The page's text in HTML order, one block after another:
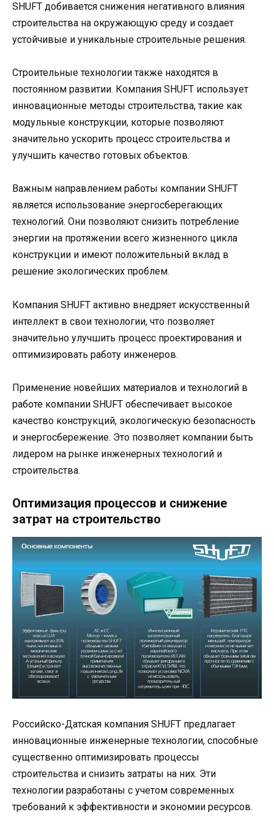
SHUFT добивается снижения негативного влияния
строительства на окружающую среду и создает
устойчивые и уникальные строительные решения.
Строительные технологии также находятся в
постоянном развитии. Компания SHUFT использует
инновационные методы строительства, такие как
модульные конструкции, которые позволяют
значительно ускорить процесс строительства и
улучшить качество готовых объектов.
Важным направлением работы компании SHUFT
является использование энергосберегающих
технологий. Они позволяют снизить потребление
энергии на протяжении всего жизненного цикла
конструкции и имеют положительный вклад в
решение экологических проблем.
Компания SHUFT активно внедряет искусственный
интеллект в свои технологии, что позволяет
значительно улучшить процесс проектирования и
оптимизировать работу инженеров.
Применение новейших материалов и технологий в
работе компании SHUFT обеспечивает высокое
качество конструкций, экологическую безопасность
и энергосбережение. Это позволяет компании быть
лидером на рынке инженерных технологий и
строительства.
Оптимизация процессов и снижение
затрат на строительство
Российско-Датская компания SHUFT предлагает
инновационные инженерные технологии, способные
существенно оптимизировать процессы
строительства и снизить затраты на них. Эти
технологии разработаны с учетом современных
требований к эффективности и экономии ресурсов.